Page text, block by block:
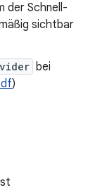
der Schnell-
sichtbar
bei
)